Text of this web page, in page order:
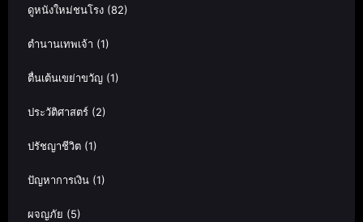
ดูหนังใหม่ชนโรง (82)
ตำนานเทพเจ้า (1)
ตื่นเต้นเขย่าขวัญ (1)
ประวัติศาสตร์ (2)
ปรัชญาชีวิต (1)
ปัญหาการเงิน (1)
ผจญภัย (5)